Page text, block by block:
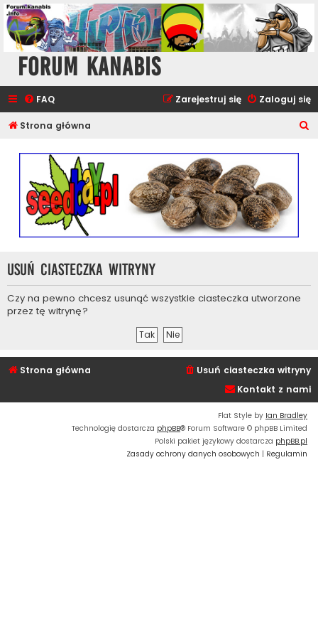
Forum Kanabis
FAQ Zaloguj się
Zarejestruj się
Strona główna
Usuń ciasteczka witryny
Czy na pewno chcesz usunąć wszystkie ciasteczka utworzone
przez tę witrynę?
Strona główna
Usuń ciasteczka witryny
Kontakt z nami
Flat Style by Ian Bradley
Technologię dostarcza phpBB® Forum Software © phpBB Limited
Polski pakiet językowy dostarcza phpBB.pl
Zasady ochrony danych osobowych | Regulamin